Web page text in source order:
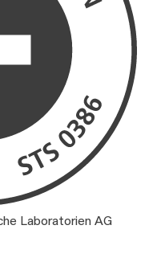
Laboratorien AG